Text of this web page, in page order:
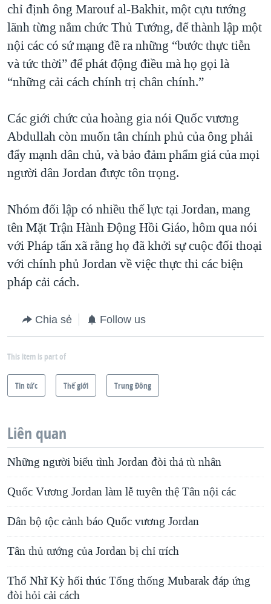
chỉ định ông Marouf al-Bakhit, một cựu tướng
lãnh từng nắm chức Thủ Tướng, để thành lập một
nội các có sứ mạng đề ra những “bước thực tiễn
và tức thời” để phát động điều mà họ gọi là
“những cải cách chính trị chân chính.”
Các giới chức của hoàng gia nói Quốc vương
Abdullah còn muốn tân chính phủ của ông phải
đẩy mạnh dân chủ, và bảo đảm phẩm giá của mọi
người dân Jordan được tôn trọng.
Nhóm đối lập có nhiều thế lực tại Jordan, mang
tên Mặt Trận Hành Động Hồi Giáo, hôm qua nói
với Pháp tấn xã rằng họ đã khởi sự cuộc đối thoại
với chính phủ Jordan về việc thực thi các biện
pháp cải cách.
Chia sẻ Follow us
This item is part of
Tin tức Thế giới Trung Ðông
Liên quan
Những người biểu tình Jordan đòi thả tù nhân
Quốc Vương Jordan làm lễ tuyên thệ Tân nội các
Dân bộ tộc cảnh báo Quốc vương Jordan
Tân thủ tướng của Jordan bị chỉ trích
Thổ Nhĩ Kỳ hối thúc Tổng thống Mubarak đáp ứng
đòi hỏi cải cách